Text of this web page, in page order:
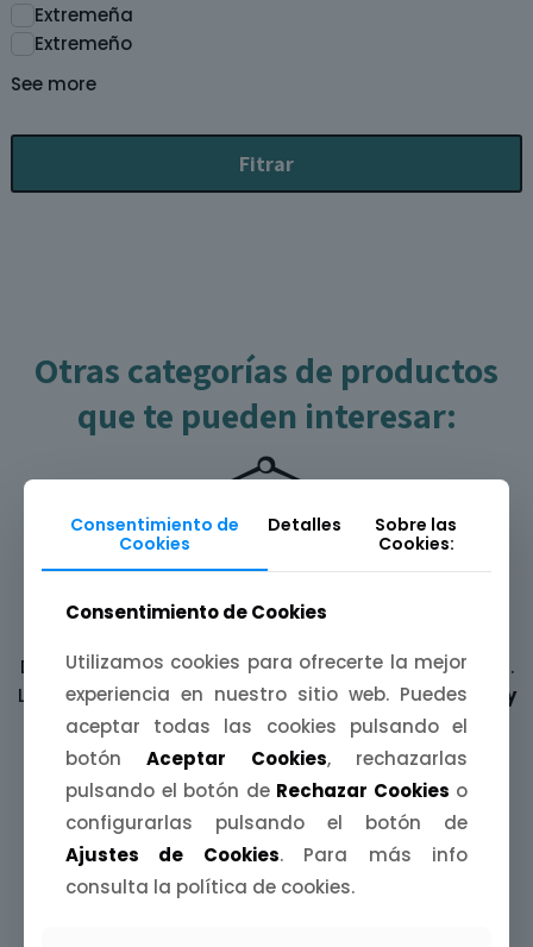
Extremeña
Extremeño
See more
Fitrar
Otras categorías de productos
que te pueden interesar:
Decora tus paredes con unamijina de Extremadura .
Láminas A4, A5 y A6 inspiradas en paisajes, fiestas y
leyendasde nuestra tierra.
Consentimiento de
Cookies
Detalles
Sobre las
Cookies:
Consentimiento de Cookies
Utilizamos cookies para ofrecerte la mejor
experiencia en nuestro sitio web. Puedes
aceptar todas las cookies pulsando el
botónAceptar Cookies, rechazarlas
pulsando el botón de Rechazar Cookies o
configurarlas pulsando el botón de
Ajustes de Cookies. Para más info
consulta la política de cookies.